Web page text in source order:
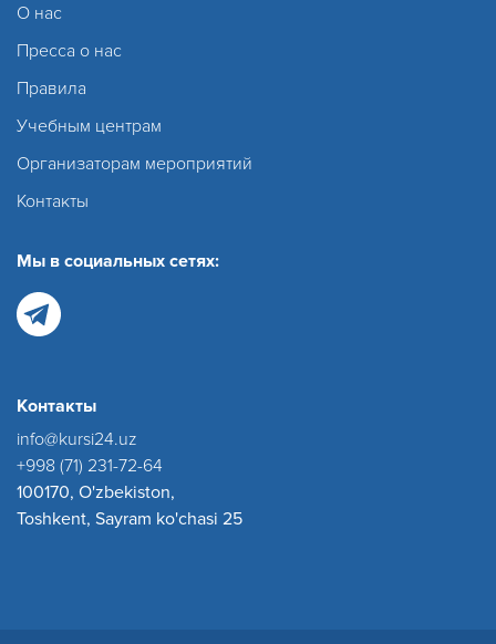
О нас
Пресса о нас
Правила
Учебным центрам
Организаторам мероприятий
Контакты
Мы в социальных сетях:
Контакты
info@kursi24.uz
+998 (71) 231-72-64
100170, O'zbekiston,
Toshkent, Sayram ko'chasi 25